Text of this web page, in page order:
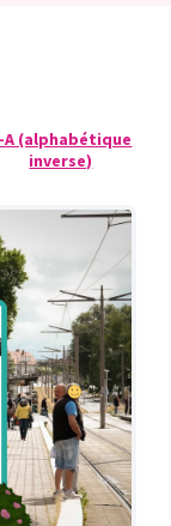
A (alphabétique
inverse)